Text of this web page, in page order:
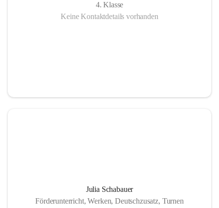
4. Klasse
Keine Kontaktdetails vorhanden
Julia Schabauer
Förderunterricht, Werken, Deutschzusatz, Turnen